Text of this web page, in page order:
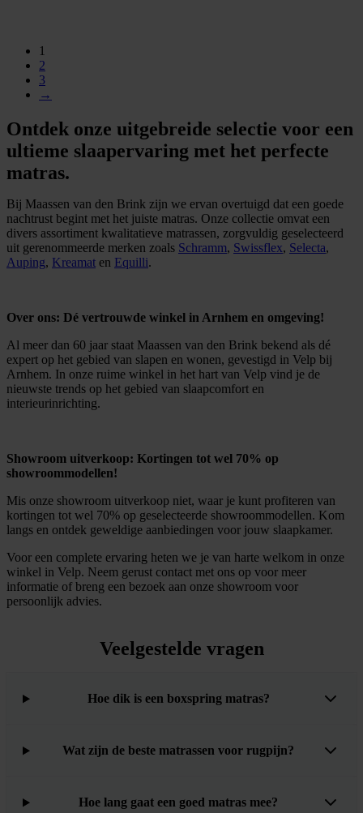
1
2
3
→
Ontdek onze uitgebreide selectie voor een
ultieme slaapervaring met het perfecte
matras.
Bij Maassen van den Brink zijn we ervan overtuigd dat een goede
nachtrust begint met het juiste matras. Onze collectie omvat een
divers assortiment kwalitatieve matrassen, zorgvuldig geselecteerd
uit gerenommeerde merken zoals Schramm, Swissflex, Selecta,
Auping, Kreamat en Equilli.
Over ons: Dé vertrouwde winkel in Arnhem en omgeving!
Al meer dan 60 jaar staat Maassen van den Brink bekend als dé
expert op het gebied van slapen en wonen, gevestigd in Velp bij
Arnhem. In onze ruime winkel in het hart van Velp vind je de
nieuwste trends op het gebied van slaapcomfort en
interieurinrichting.
Showroom uitverkoop: Kortingen tot wel 70% op
showroommodellen!
Mis onze showroom uitverkoop niet, waar je kunt profiteren van
kortingen tot wel 70% op geselecteerde showroommodellen. Kom
langs en ontdek geweldige aanbiedingen voor jouw slaapkamer.
Voor een complete ervaring heten we je van harte welkom in onze
winkel in Velp. Neem gerust contact met ons op voor meer
informatie of breng een bezoek aan onze showroom voor
persoonlijk advies.
Veelgestelde vragen
Hoe dik is een boxspring matras?
Wat zijn de beste matrassen voor rugpijn?
Hoe lang gaat een goed matras mee?